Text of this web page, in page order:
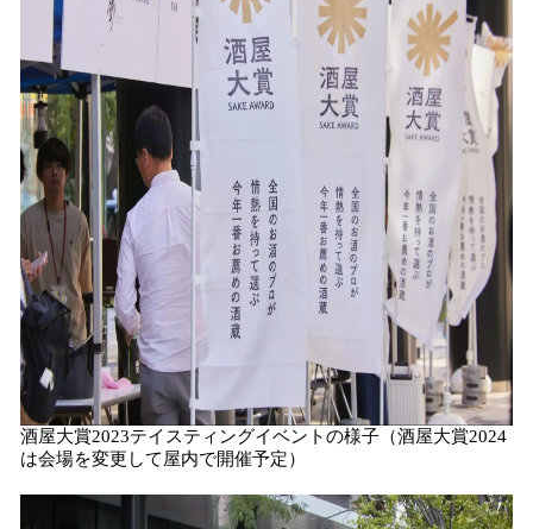
酒屋大賞2023テイスティングイベントの様子（酒屋大賞2024
は会場を変更して屋内で開催予定）